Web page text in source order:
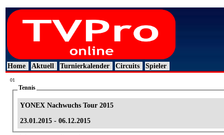
Home Aktuell Turnierkalender Circuits Spieler
01
Tennis
YONEX Nachwuchs Tour 2015
23.01.2015 - 06.12.2015